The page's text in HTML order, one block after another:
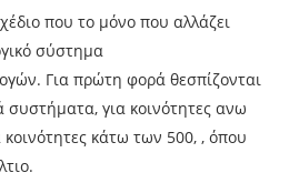
που το μόνο που αλλάζει
σύστημα
Για πρώτη φορά θεσπίζονται
συστήματα, για κοινότητες ανω
κάτω των 500, , όπου